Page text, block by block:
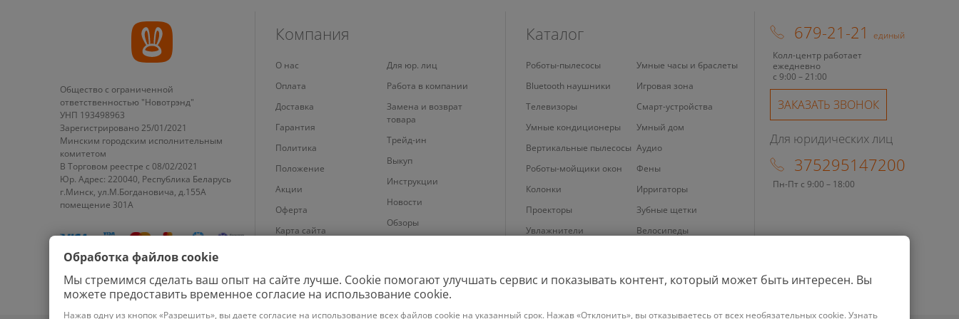
Общество с ограниченной
ответственностью "Новотрэнд"
УНП 193498963
Зарегистрировано 25/01/2021
Минским городским исполнительным
комитетом
В Торговом реестре с 08/02/2021
Юр. Адрес: 220040, Республика Беларусь
г.Минск, ул.М.Богдановича, д.155А
помещение 301А
679-21-21
единый
Колл-центр работает
ежедневно
с 9:00 – 21:00
ЗАКАЗАТЬ ЗВОНОК
Для юридических лиц
375295147200
Пн-Пт с 9:00 – 18:00
Компания
О нас
Оплата
Доставка
Гарантия
Политика
Положение
Акции
Оферта
Карта сайта
Для юр. лиц
Работа в компании
Замена и возврат
товара
Трейд-ин
Выкуп
Инструкции
Новости
Обзоры
Каталог
Роботы-пылесосы
Bluetooth наушники
Телевизоры
Умные кондиционеры
Вертикальные пылесосы
Роботы-мойщики окон
Колонки
Проекторы
Увлажнители
Умные часы и браслеты
Игровая зона
Смарт-устройства
Умный дом
Аудио
Фены
Ирригаторы
Зубные щетки
Велосипеды
Обработка файлов cookie
Мы стремимся сделать ваш опыт на сайте лучше. Cookie помогают улучшать сервис и показывать контент, который может быть интересен. Вы
можете предоставить временное согласие на использование cookie.
Нажав одну из кнопок «Разрешить», вы даете согласие на использование всех файлов cookie на указанный срок. Нажав «Отклонить», вы отказываетесь от всех необязательных cookie. Узнать